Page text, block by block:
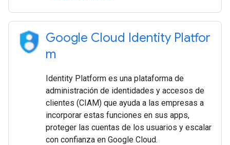
Google Cloud Identity Platfor
m
Identity Platform es una plataforma de
administración de identidades y accesos de
clientes (CIAM) que ayuda a las empresas a
incorporar estas funciones en sus apps,
proteger las cuentas de los usuarios y escalar
con confianza en Google Cloud.